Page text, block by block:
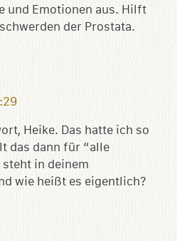
und Emotionen aus. Hilft
der Prostata.
Heike. Das hatte ich so
das dann für “alle
steht in deinem
wie heißt es eigentlich?